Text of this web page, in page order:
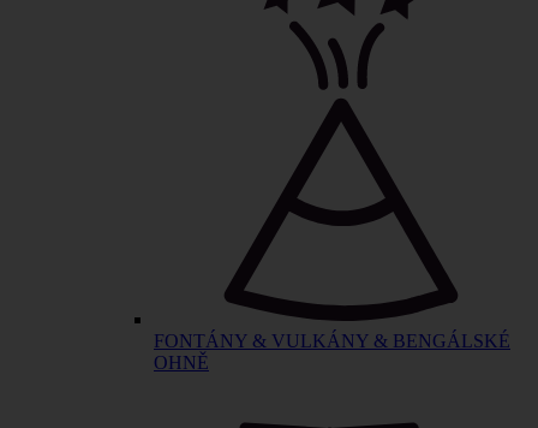
FONTÁNY & VULKÁNY & BENGÁLSKÉ
OHNĚ